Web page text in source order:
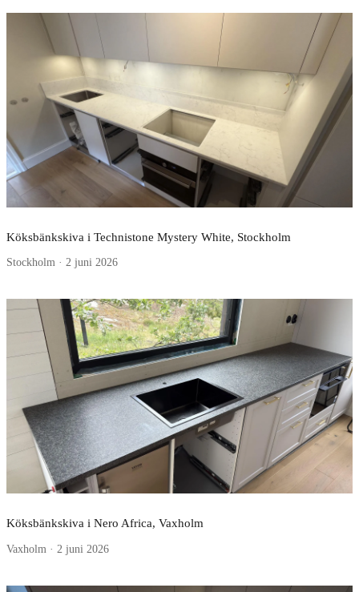
Köksbänkskiva i Technistone Mystery White, Stockholm
Stockholm · 2 juni 2026
Köksbänkskiva i Nero Africa, Vaxholm
Vaxholm · 2 juni 2026